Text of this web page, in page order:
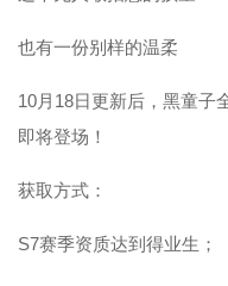
也有一份别样的温柔
10月18日更新后，黑童子
即将登场！
获取方式：
S7赛季资质达到得业生；